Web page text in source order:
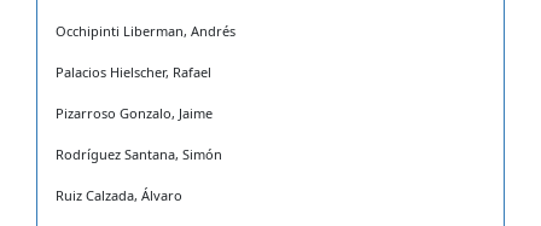
Occhipinti Liberman, Andrés
Palacios Hielscher, Rafael
Pizarroso Gonzalo, Jaime
Rodríguez Santana, Simón
Ruiz Calzada, Álvaro